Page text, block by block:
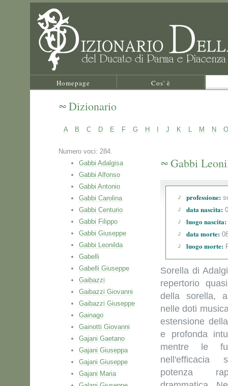
Homepage Cos' è
Dizionario
A B C D E F G H J K L M N O
Numero voci: 284.
Gabbi Adalgisa
Gabbi Alfonso
Gabbi Antonio
Gabbi Carolina
Gabbi Centurio
Gabbi Filippo
Gabbi Giuseppe
Gabbi Leonilda
Gabelli
Gabelli Giuseppe
Gaibazzi
Gaibazzi Giovanni
Gaibazzi Giuseppe
Gainago
Gainotti Giovanni
Gajani Gaetano
Gajani Giuseppa
Gajani Giuseppe
Gajani Maria
Gabbi
professione:
data nascita:
luogo nascita:
data morte:
luogo morte:
Sorella di
repertorio
della sorella,
nelle doti
estensione
e profonda
mentre le
potenza